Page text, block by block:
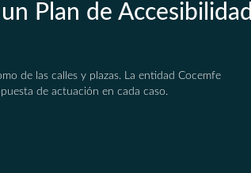
Plan de Accesibilidad
de las calles y plazas. La entidad Cocemfe
de actuación en cada caso.